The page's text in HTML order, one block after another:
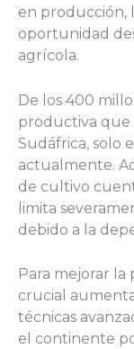
en producción,
oportunidad
agrícola.
De los 400
productiva que
Sudáfrica, solo
actualmente.
de cultivo
limita
debido a la
Para mejorar la
crucial
técnicas
el continente